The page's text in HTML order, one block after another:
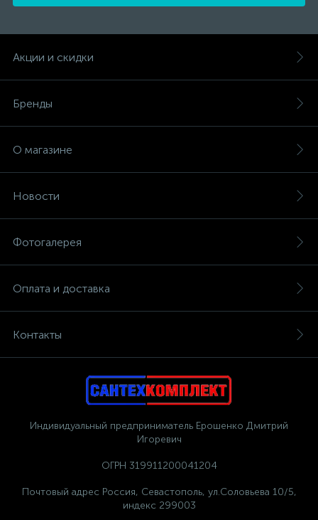
Акции и скидки
Бренды
О магазине
Новости
Фотогалерея
Оплата и доставка
Контакты
Индивидуальный предприниматель Ерошенко Дмитрий
Игоревич
ОГРН 319911200041204
Почтовый адрес Россия, Севастополь, ул.Соловьева 10/5,
индекс 299003